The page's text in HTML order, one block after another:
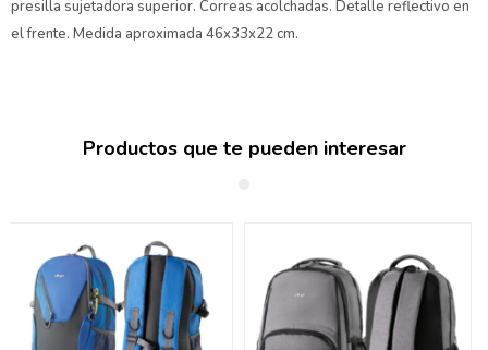
presilla sujetadora superior. Correas acolchadas. Detalle reflectivo en
el frente. Medida aproximada 46x33x22 cm.
Productos que te pueden interesar